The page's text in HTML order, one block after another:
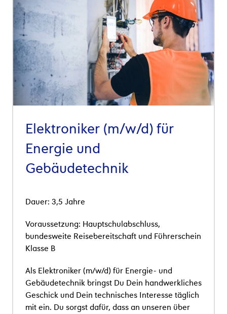
Elektroniker (m/w/d) für
Energie und
Gebäudetechnik
Dauer: 3,5 Jahre
Voraussetzung: Hauptschulabschluss,
bundesweite Reisebereitschaft und Führerschein
Klasse B
Als Elektroniker (m/w/d) für Energie- und
Gebäudetechnik bringst Du Dein handwerkliches
Geschick und Dein technisches Interesse täglich
mit ein. Du sorgst dafür, dass an unseren über